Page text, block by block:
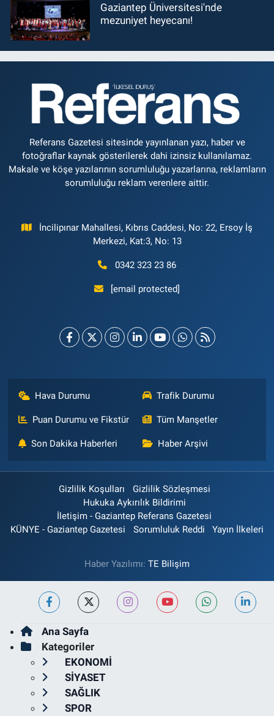
Gaziantep Üniversitesi'nde
mezuniyet heyecanı!
Referans Gazetesi sitesinde yayınlanan yazı, haber ve
fotoğraflar kaynak gösterilerek dahi izinsiz kullanılamaz.
Makale ve köşe yazılarının sorumluluğu yazarlarına, reklamların
sorumluluğu reklam verenlere aittir.
İncilipınar Mahallesi, Kıbrıs Caddesi, No: 22, Ersoy İş
Merkezi, Kat:3, No: 13
0342 323 23 86
[email protected]
Hava Durumu Trafik Durumu
Puan Durumu ve Fikstür Tüm Manşetler
Son Dakika Haberleri Haber Arşivi
Gizlilik Koşulları
Gizlilik Sözleşmesi
Hukuka Aykırılık Bildirimi
İletişim - Gaziantep Referans Gazetesi
KÜNYE - Gaziantep Gazetesi
Sorumluluk Reddi Yayın İlkeleri
Haber Yazılımı: TE Bilişim
Ana Sayfa
Kategoriler
EKONOMİ
SİYASET
SAĞLIK
SPOR